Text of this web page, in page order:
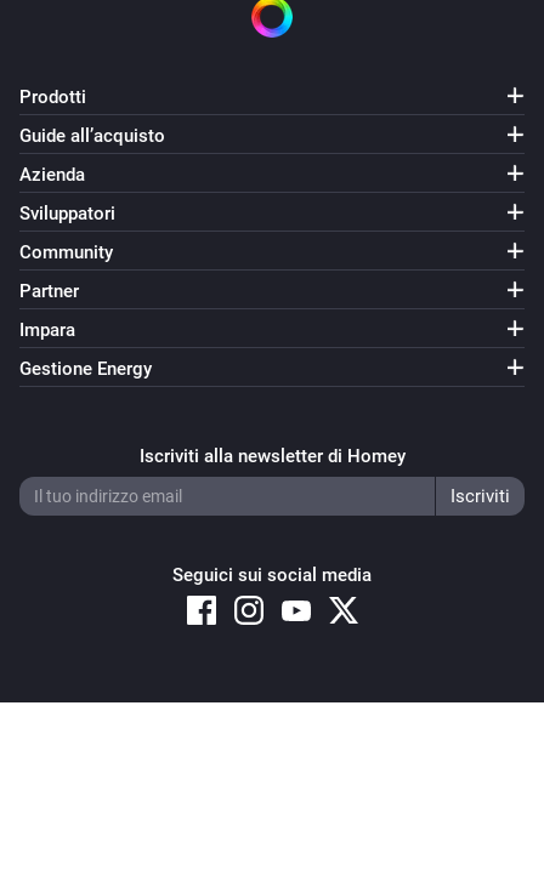
Prodotti
Guide all’acquisto
Azienda
Sviluppatori
Community
Partner
Impara
Gestione Energy
Iscriviti alla newsletter di Homey
Seguici sui social media